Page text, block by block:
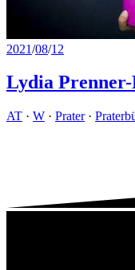
2021/08/12
Lydia
AT · W · Prater·